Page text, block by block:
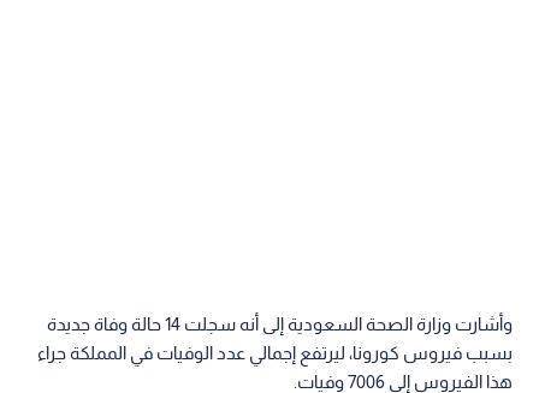
وأشارت وزارة الصحة السعودية إلى أنه سجلت 14 حالة وفاة جديدة
بسبب فيروس كورونا، ليرتفع إجمالي عدد الوفيات في المملكة جراء
هذا الفيروس إلى 7006 وفيات.